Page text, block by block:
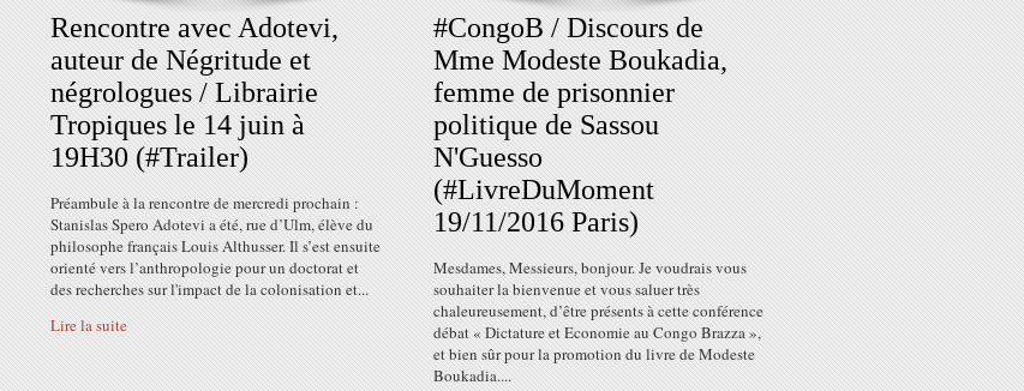
Rencontre avec Adotevi,
auteur de Négritude et
négrologues / Librairie
Tropiques le 14 juin à
19H30 (#Trailer)
Préambule à la rencontre de mercredi prochain :
Stanislas Spero Adotevi a été, rue d’Ulm, élève du
philosophe français Louis Althusser. Il s’est ensuite
orienté vers l’anthropologie pour un doctorat et
des recherches sur l'impact de la colonisation et...
Lire la suite
#CongoB / Discours de
Mme Modeste Boukadia,
femme de prisonnier
politique de Sassou
N'Guesso
(#LivreDuMoment
19/11/2016 Paris)
Mesdames, Messieurs, bonjour. Je voudrais vous
souhaiter la bienvenue et vous saluer très
chaleureusement, d’être présents à cette conférence
débat « Dictature et Economie au Congo Brazza »,
et bien sûr pour la promotion du livre de Modeste
Boukadia....